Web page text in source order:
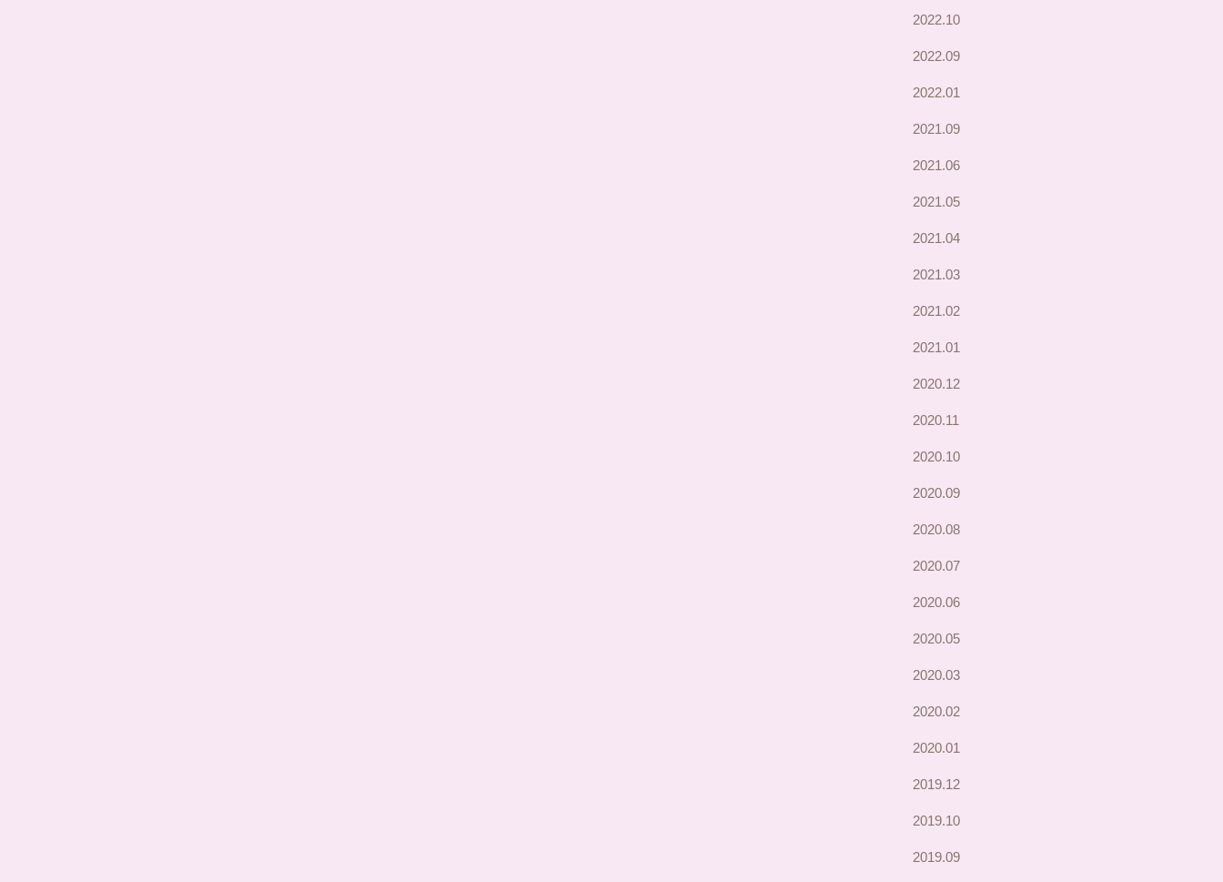
2022.10
2022.09
2022.01
2021.09
2021.06
2021.05
2021.04
2021.03
2021.02
2021.01
2020.12
2020.11
2020.10
2020.09
2020.08
2020.07
2020.06
2020.05
2020.03
2020.02
2020.01
2019.12
2019.10
2019.09